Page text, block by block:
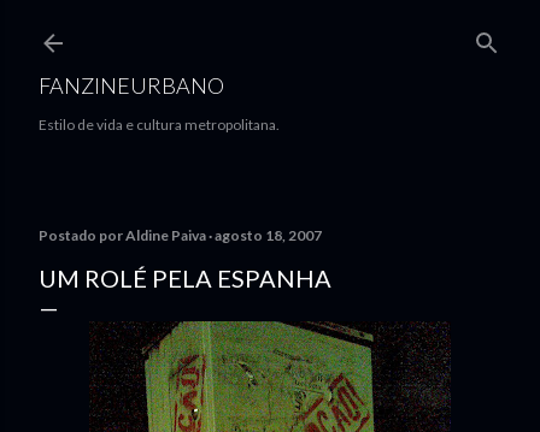
FANZINEURBANO
Estilo de vida e cultura metropolitana.
Postado porAldine Paiva agosto 18, 2007
UM ROLÉ PELA ESPANHA